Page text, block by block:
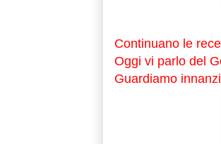
Continuano le
Oggi vi parlo del
Guardiamo